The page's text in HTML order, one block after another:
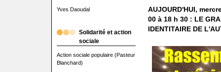
Yves Daoudal
Solidarité et action
sociale
Action sociale populaire (Pasteur
Blanchard)
AUJOURD'HUI,
00 à 18 h 30 : LE
IDENTITAIRE DE